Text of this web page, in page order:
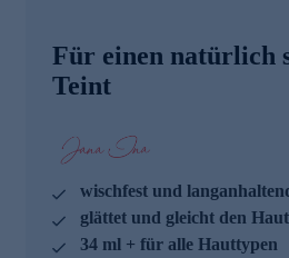
Für einen natürlich
Teint
wischfest und
glättet und gleicht den
34 ml + für alle Hauttypen